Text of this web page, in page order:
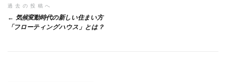
投
稿
過去の投稿へ
気候変動時代の新しい住まい方
「フローティングハウス」とは？